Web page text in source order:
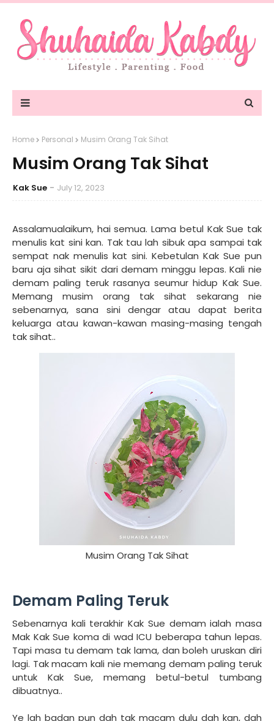
Home Personal Musim Orang Tak Sihat
Musim Orang Tak Sihat
Kak Sue July 12, 2023
Assalamualaikum, hai semua. Lama betul Kak Sue tak
menulis kat sini kan. Tak tau lah sibuk apa sampai tak
sempat nak menulis kat sini. Kebetulan Kak Sue pun
baru aja sihat sikit dari demam minggu lepas. Kali nie
demam paling teruk rasanya seumur hidup Kak Sue.
Memang musim orang tak sihat sekarang nie
sebenarnya, sana sini dengar atau dapat berita
keluarga atau kawan-kawan masing-masing tengah
tak sihat..
Musim Orang Tak Sihat
Demam Paling Teruk
Sebenarnya kali terakhir Kak Sue demam ialah masa
Mak Kak Sue koma di wad ICU beberapa tahun lepas.
Tapi masa tu demam tak lama, dan boleh uruskan diri
lagi. Tak macam kali nie memang demam paling teruk
untuk Kak Sue, memang betul-betul tumbang
dibuatnya..
Ye lah badan pun dah tak macam dulu dah kan, dah